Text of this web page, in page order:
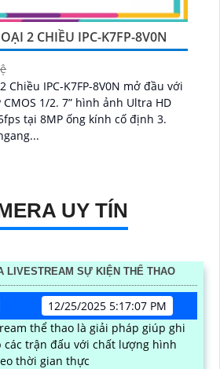
2 CHIỀU IPC-K7FP-8V0N
Chiều IPC-K7FP-8V0N mở đầu với
1/2. 7” hình ảnh Ultra HD
tại 8MP ống kính cố định 3.
UY TÍN
LIVESTREAM SỰ KIỆN THỂ THAO
12/25/2025 5:17:07 PM
thể thao là giải pháp giúp ghi
trận đấu với chất lượng hình
thời gian thực